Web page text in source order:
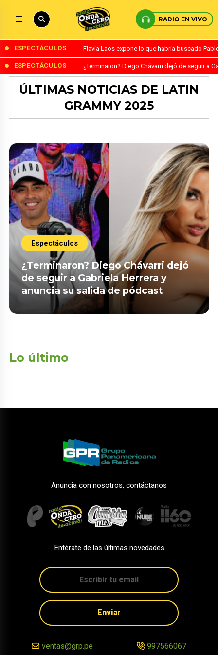
RADIO EN VIVO
ESPECTÁCULOS Flavia Laos expone lo que habría buscado
ESPECTÁCULOS ¿Terminaron? Diego Chávarri dejó de seguir a
ÚLTIMAS NOTICIAS DE LATIN
GRAMMY 2025
Espectáculos
¿Terminaron? Diego Chávarri dejó
de seguir a Gabriela Herrera y
anuncia su salida de pódcast
Lo último
Anuncia con nosotros, contáctanos
Entérate de las últimas novedades
Enviar
ventas@grp.pe 997566067